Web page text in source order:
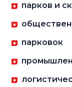
парков и
парковок